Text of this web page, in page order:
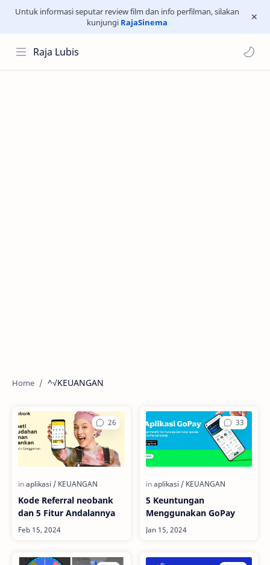
Untuk informasi seputar review film dan info perfilman, silakan
kunjungi RajaSinema
Raja Lubis
^√KEUANGAN
Kode Referral neobank
dan 5 Fitur Andalannya
5 Keuntungan
Menggunakan GoPay